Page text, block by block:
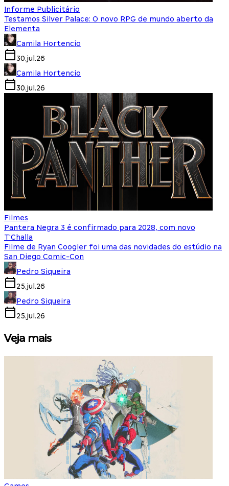
Informe Publicitário
Testamos Silver Palace: O novo RPG de mundo aberto da
Elementa
Camila Hortencio
30.jul.26
Camila Hortencio
30.jul.26
Filmes
Pantera Negra 3 é confirmado para 2028, com novo
T'Challa
Filme de Ryan Coogler foi uma das novidades do estúdio na
San Diego Comic-Con
Pedro Siqueira
25.jul.26
Pedro Siqueira
25.jul.26
Veja mais